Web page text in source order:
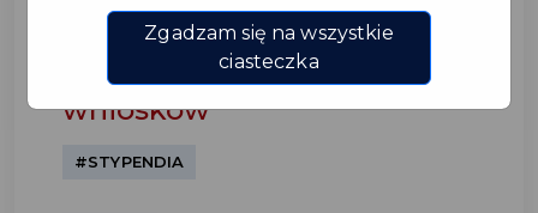
Województwa Pomorskiego
dla uczniów - nabór
wniosków
#STYPENDIA
Zgadzam się na wszystkie
ciasteczka